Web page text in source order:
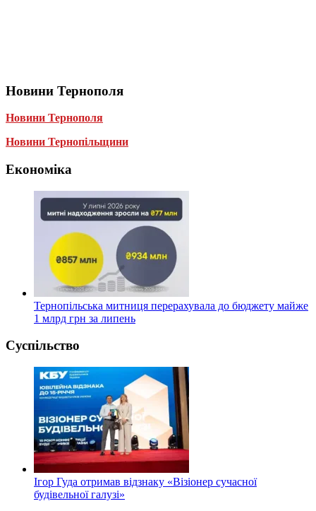
Новини Тернополя
Новини Тернополя
Новини Тернопільщини
Економіка
Тернопільська митниця перерахувала до бюджету майже
1 млрд грн за липень
Суспільство
Ігор Гуда отримав відзнаку «Візіонер сучасної
будівельної галузі»